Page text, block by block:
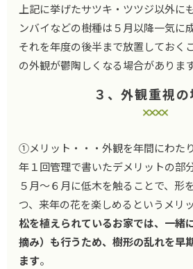
上記に挙げたサツキ・ツツジ以外に
ンバイなどの樹種は５月以降一気に
それを年度の後半まで放置しておく
の外観が鬱陶しくなる場合があります
３、外観重視の
①メリット・・・外観を年間にわた
年１回管理で書いたデメリットの部
５月～６月に低木を触ることで、形
つ、来年の花を楽しめるというメリ
松を植えられているお家では、一緒
摘み）も行うため、樹形の乱れを早
ます。